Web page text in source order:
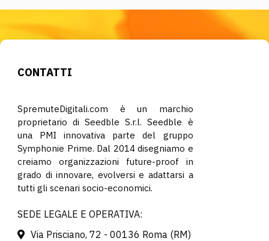
CONTATTI
SpremuteDigitali.com è un marchio
proprietario di Seedble S.r.l. Seedble è
una PMI innovativa parte del gruppo
Symphonie Prime. Dal 2014 disegniamo e
creiamo organizzazioni future-proof in
grado di innovare, evolversi e adattarsi a
tutti gli scenari socio-economici.
SEDE LEGALE E OPERATIVA:
Via Prisciano, 72 - 00136 Roma (RM)